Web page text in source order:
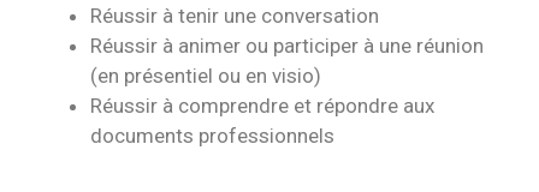
Réussir à tenir une conversation
Réussir à animer ou participer à une réunion
(en présentiel ou en visio)
Réussir à comprendre et répondre aux
documents professionnels